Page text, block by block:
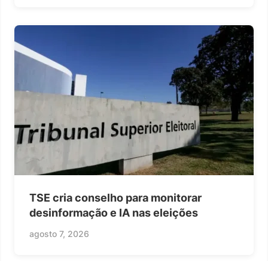
TSE cria conselho para monitorar
desinformação e IA nas eleições
agosto 7, 2026